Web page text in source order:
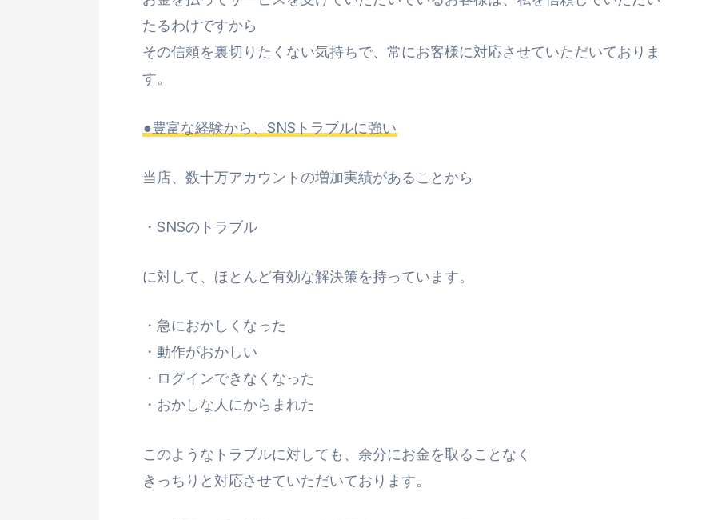
たるわけですから
その信頼を裏切りたくない気持ちで、常にお客様に対応させていただいておりま
す。
●豊富な経験から、SNSトラブルに強い
当店、数十万アカウントの増加実績があることから
・SNSのトラブル
に対して、ほとんど有効な解決策を持っています。
・急におかしくなった
・動作がおかしい
・ログインできなくなった
・おかしな人にからまれた
このようなトラブルに対しても、余分にお金を取ることなく
きっちりと対応させていただいております。